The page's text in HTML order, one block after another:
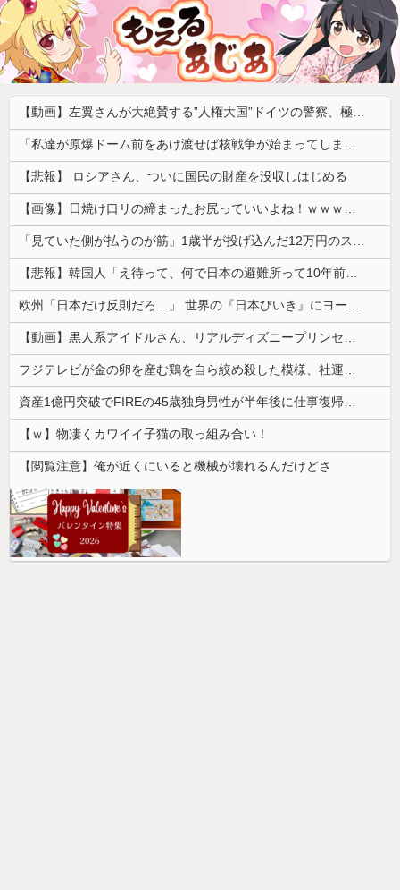
【動画】左翼さんが大絶賛する”人権大国”ドイツの警察、極左活動家への「人道的対処」が力強すぎるとネットで話題に → ｗｗｗｗｗｗｗｗ
「私達が原爆ドーム前をあけ渡せば核戦争が始まってしまう」と訴える市民団体、それを聞いた被爆3世の人が……
【悲報】 ロシアさん、ついに国民の財産を没収しはじめる
【画像】日焼け口リの締まったお尻っていいよね！ｗｗｗｗｗ
「見ていた側が払うのが筋」1歳半が投げ込んだ12万円のスマホ、半額提示した母親は冷たい？
【悲報】韓国人「え待って、何で日本の避難所って10年前と同レベルなの(ドン引き
欧州「日本だけ反則だろ…」 世界の『日本びいき』にヨーロッパ全土から不満の声
【動画】黒人系アイドルさん、リアルディズニープリンセスと話題に 【Pickup08083037】
フジテレビが金の卵を産む鶏を自ら絞め殺した模様、社運を賭けたドル箱コンテンツが御蔵入りになってしまい……
資産1億円突破でFIREの45歳独身男性が半年後に仕事復帰を決意した「1通の通知」
【ｗ】物凄くカワイイ子猫の取っ組み合い！
【閲覧注意】俺が近くにいると機械が壊れるんだけどさ